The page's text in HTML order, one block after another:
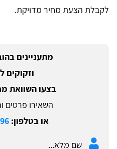
לקבלת הצעת מחיר מדויקת.
מתעניינים
וזקוקים
בצעו השוואת
השאירו פרטים
או בטלפון: